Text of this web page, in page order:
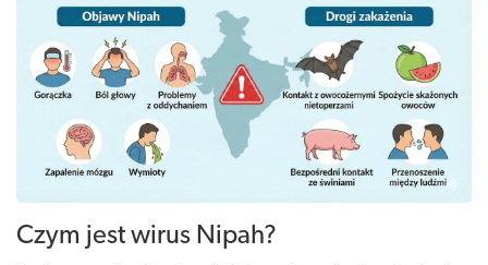
Czym jest wirus Nipah?